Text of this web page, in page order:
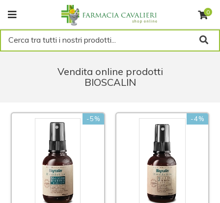
0
Cerca tra tutti i nostri prodotti...
Vendita online prodotti
BIOSCALIN
-5% -4%